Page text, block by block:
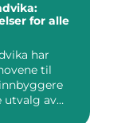
for alle
har
til
utvalg av